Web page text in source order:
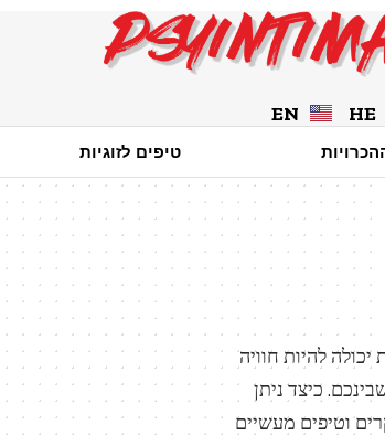
HE
EN
טיפים לזוגיות
להיות חוויה
כיצד ניתן
וטיפים מעשיים